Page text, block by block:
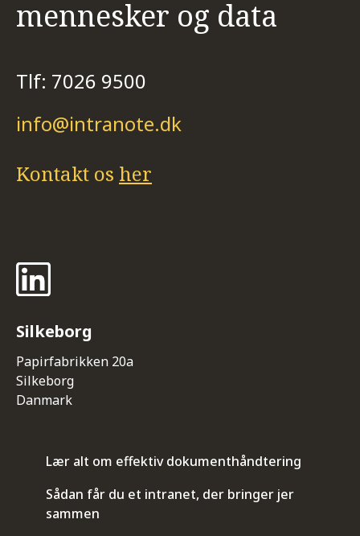
mennesker og data
Tlf: 7026 9500
info@intranote.dk
Kontakt os her
Silkeborg
Papirfabrikken 20a
Silkeborg
Danmark
Lær alt om effektiv dokumenthåndtering
Sådan får du et intranet, der bringer jer
sammen